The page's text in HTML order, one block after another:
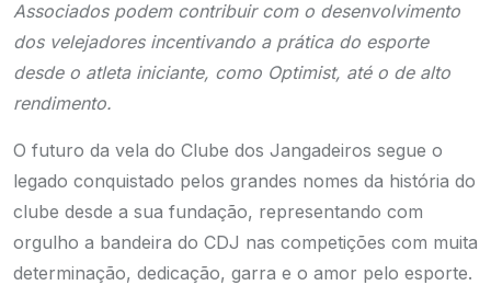
Associados podem contribuir com o desenvolvimento
dos velejadores incentivando a prática do esporte
desde o atleta iniciante, como Optimist, até o de alto
rendimento.
O futuro da vela do Clube dos Jangadeiros segue o
legado conquistado pelos grandes nomes da história do
clube desde a sua fundação, representando com
orgulho a bandeira do CDJ nas competições com muita
determinação, dedicação, garra e o amor pelo esporte.